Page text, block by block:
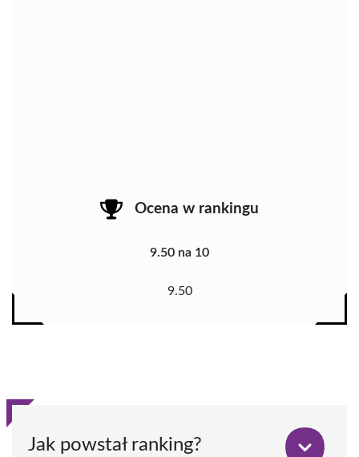
Ocena w rankingu
9.50 na 10
9.50
Jak powstał ranking?